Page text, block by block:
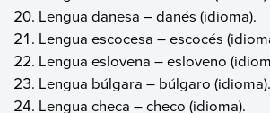
Lengua danesa – danés (idioma).
Lengua escocesa – escocés
Lengua eslovena – esloveno
Lengua búlgara – búlgaro (idioma).
Lengua checa – checo (idioma).